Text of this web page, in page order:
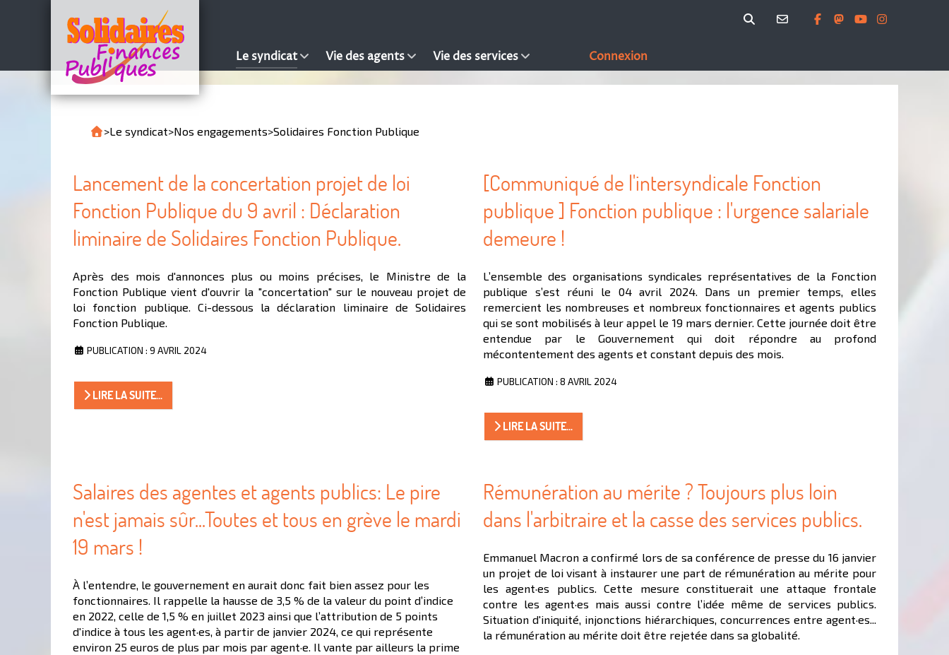
Le syndicat Vie des agents Vie des services Connexion
>Le syndicat>Nos engagements>Solidaires Fonction Publique
Lancement de la concertation projet de loi
Fonction Publique du 9 avril : Déclaration
liminaire de Solidaires Fonction Publique.
Après des mois d'annonces plus ou moins précises, le Ministre de la
Fonction Publique vient d'ouvrir la "concertation" sur le nouveau projet de
loi fonction publique. Ci-dessous la déclaration liminaire de Solidaires
Fonction Publique.
PUBLICATION : 9 AVRIL 2024
LIRE LA SUITE...
[Communiqué de l'intersyndicale Fonction
publique ] Fonction publique : l'urgence salariale
demeure !
L’ensemble des organisations syndicales représentatives de la Fonction
publique s’est réuni le 04 avril 2024. Dans un premier temps, elles
remercient les nombreuses et nombreux fonctionnaires et agents publics
qui se sont mobilisés à leur appel le 19 mars dernier. Cette journée doit être
entendue par le Gouvernement qui doit répondre au profond
mécontentement des agents et constant depuis des mois.
PUBLICATION : 8 AVRIL 2024
LIRE LA SUITE...
Salaires des agentes et agents publics: Le pire
n'est jamais sûr...Toutes et tous en grève le mardi
19 mars !
À l’entendre, le gouvernement en aurait donc fait bien assez pour les
fonctionnaires. Il rappelle la hausse de 3,5 % de la valeur du point d’indice
en 2022, celle de 1,5 % en juillet 2023 ainsi que l’attribution de 5 points
d'indice à tous les agent·es, à partir de janvier 2024, ce qui représente
environ 25 euros de plus par mois par agent·e. Il vante par ailleurs la prime
Rémunération au mérite ? Toujours plus loin
dans l'arbitraire et la casse des services publics.
Emmanuel Macron a confirmé lors de sa conférence de presse du 16 janvier
un projet de loi visant à instaurer une part de rémunération au mérite pour
les agent·es publics. Cette mesure constituerait une attaque frontale
contre les agent·es mais aussi contre l’idée même de services publics.
Situation d'iniquité, injonctions hiérarchiques, concurrences entre agent·es...
la rémunération au mérite doit être rejetée dans sa globalité.